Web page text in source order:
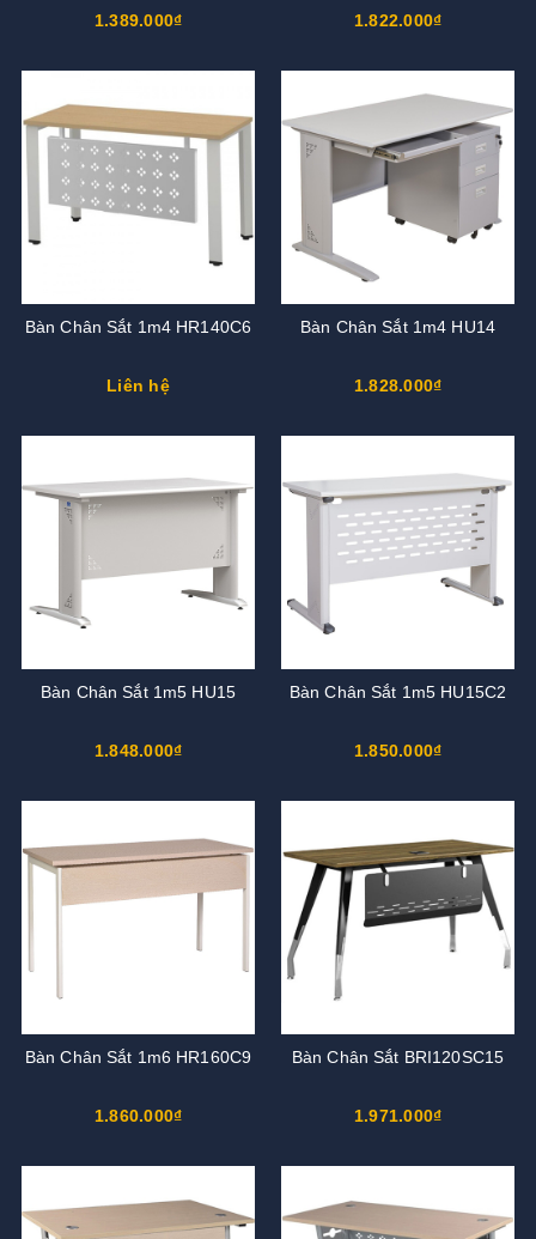
1.389.000₫ 1.822.000₫
Bàn Chân Sắt 1m4 HR140C6
Liên hệ
Bàn Chân Sắt 1m4 HU14
1.828.000₫
Bàn Chân Sắt 1m5 HU15
1.848.000₫
Bàn Chân Sắt 1m5 HU15C2
1.850.000₫
Bàn Chân Sắt 1m6 HR160C9
1.860.000₫
Bàn Chân Sắt BRI120SC15
1.971.000₫